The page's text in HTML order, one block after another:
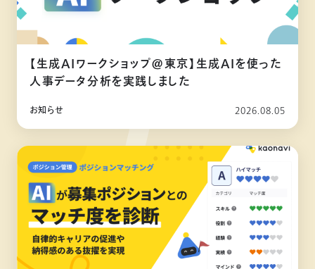
【生成AIワークショップ@東京】生成AIを使った
人事データ分析を実践しました
お知らせ 2026.08.05